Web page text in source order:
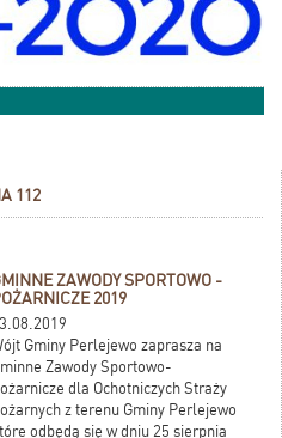
112
ZAWODY SPORTOWO -
2019
Gminy Perlejewo zaprasza na
Zawody Sportowo-
dla Ochotniczych Straży
z terenu Gminy Perlejewo
odbędą się w dniu 25 sierpnia